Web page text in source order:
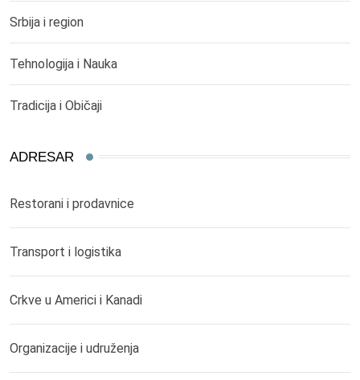
Srbija i region
Tehnologija i Nauka
Tradicija i Običaji
ADRESAR
Restorani i prodavnice
Transport i logistika
Crkve u Americi i Kanadi
Organizacije i udruženja